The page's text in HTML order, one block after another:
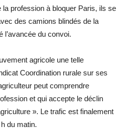
la profession à bloquer Paris, ils se
des camions blindés de la
l’avancée du convoi.
agricole une telle
Coordination rurale sur ses
peut comprendre
et qui accepte le déclin
». Le trafic est finalement
du matin.